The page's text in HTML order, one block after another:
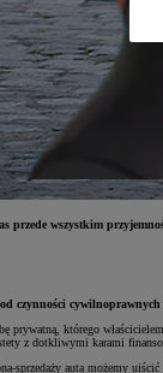
przede wszystkim
czynności cywilnoprawnych
prywatną, którego
z dotkliwymi karami
sprzedaży auta możemy uiścić